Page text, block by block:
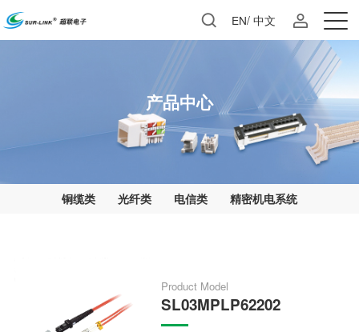
EN/中文
产品中心
铜缆类 光纤类 电信类 精密机电系统
Product Model
SL03MPLP62202